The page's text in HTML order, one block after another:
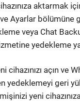
aktarmak
ve Ayarlar
veya Chat
yedekleme
açın ve
yedeklemeyi geri
yeni